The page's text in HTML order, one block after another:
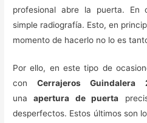
profesional abre la puerta. En
simple radiografía. Esto, en
momento de hacerlo no lo es
Por ello, en este tipo de
conCerrajeros Guindalera
unaapertura de puerta
desperfectos. Estos últimos son